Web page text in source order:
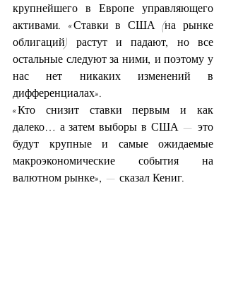
крупнейшего в Европе управляющего
активами. «Ставки в США (на рынке
облигаций) растут и падают, но все
остальные следуют за ними, и поэтому у
нас нет никаких изменений в
дифференциалах».
«Кто снизит ставки первым и как
далеко… а затем выборы в США — это
будут крупные и самые ожидаемые
макроэкономические события на
валютном рынке», — сказал Кениг.